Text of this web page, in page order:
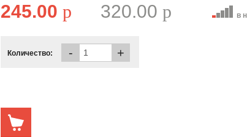
245.00p 320.00p в
Количество: - +